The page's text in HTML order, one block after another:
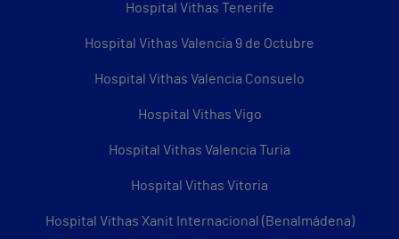
Hospital Vithas Tenerife
Hospital Vithas Valencia 9 de Octubre
Hospital Vithas Valencia Consuelo
Hospital Vithas Vigo
Hospital Vithas Valencia Turia
Hospital Vithas Vitoria
Hospital Vithas Xanit Internacional (Benalmádena)